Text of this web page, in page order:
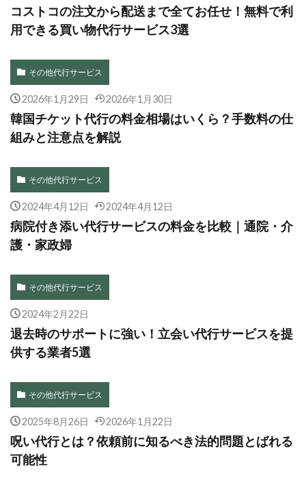
コストコの注文から配送まで全てお任せ！無料で利
用できる買い物代行サービス3選
その他代行サービス
2026年1月29日 2026年1月30日
韓国チケット代行の料金相場はいくら？手数料の仕
組みと注意点を解説
その他代行サービス
2024年4月12日 2024年4月12日
病院付き添い代行サービスの料金を比較｜通院・介
護・家政婦
その他代行サービス
2024年2月22日
退去時のサポートに強い！立会い代行サービスを提
供する業者5選
その他代行サービス
2025年8月26日 2026年1月22日
呪い代行とは？依頼前に知るべき法的問題とばれる
可能性